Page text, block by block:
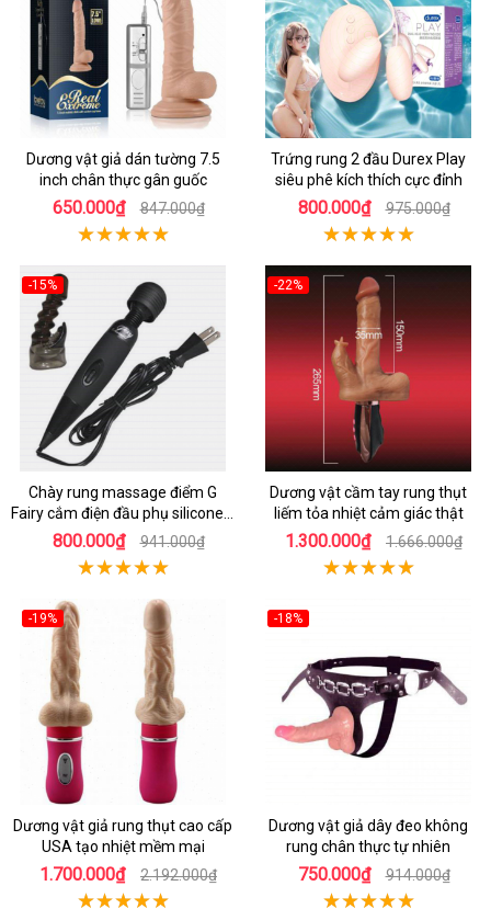
Dương vật giả dán tường 7.5
inch chân thực gân guốc
650.000₫ 847.000₫
Trứng rung 2 đầu Durex Play
siêu phê kích thích cực đỉnh
800.000₫ 975.000₫
-15%
Chày rung massage điểm G
Fairy cắm điện đầu phụ silicone y
tế an toàn
800.000₫ 941.000₫
-22%
Dương vật cầm tay rung thụt
liếm tỏa nhiệt cảm giác thật
1.300.000₫ 1.666.000₫
-19%
Dương vật giả rung thụt cao cấp
USA tạo nhiệt mềm mại
1.700.000₫ 2.192.000₫
-18%
Dương vật giả dây đeo không
rung chân thực tự nhiên
750.000₫ 914.000₫